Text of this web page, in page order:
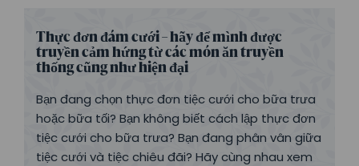
Thực đơn đám cưới – hãy để mình được
truyền cảm hứng từ các món ăn truyền
thống cũng như hiện đại
Bạn đang chọn thực đơn tiệc cưới cho bữa trưa
hoặc bữa tối? Bạn không biết cách lập thực đơn
tiệc cưới cho bữa trưa? Bạn đang phân vân giữa
tiệc cưới và tiệc chiêu đãi? Hãy cùng nhau xem